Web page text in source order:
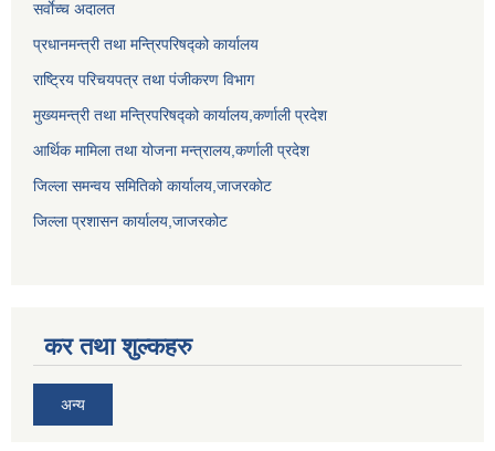
सर्वाेच्च अदालत
प्रधानमन्त्री तथा मन्त्रिपरिषद्को कार्यालय
राष्ट्रिय परिचयपत्र तथा पंजीकरण विभाग
मुख्यमन्त्री तथा मन्त्रिपरिषद्को कार्यालय,कर्णाली प्रदेश
आर्थिक मामिला तथा योजना मन्त्रालय,कर्णाली प्रदेश
जिल्ला समन्वय समितिको कार्यालय,जाजरकाेट
जिल्ला प्रशासन कार्यालय,जाजरकोट
कर तथा शुल्कहरु
अन्य